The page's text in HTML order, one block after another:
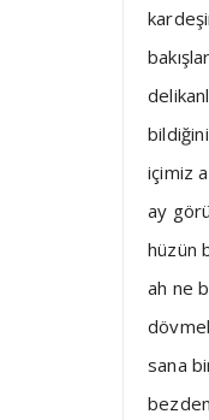
içimiz
ay
hüzün
ah ne
sana